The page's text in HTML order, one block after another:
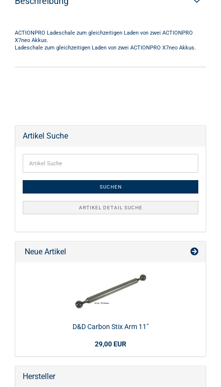
ACTIONPRO Ladeschale zum gleichzeitigen Laden von zwei ACTIONPRO
X7neo Akkus.
Ladeschale zum gleichzeitigen Laden von zwei ACTIONPRO X7neo Akkus.
Artikel Suche
SUCHEN
ARTIKEL DETAIL SUCHE
Neue Artikel
D&D Carbon Stix Arm 11"
29,00 EUR
Hersteller